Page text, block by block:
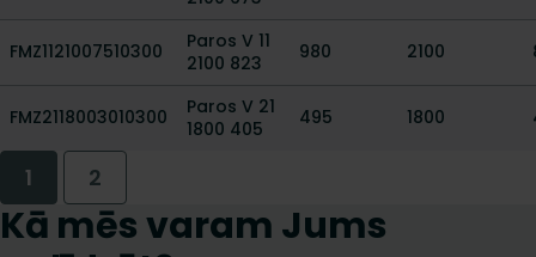
FMZ1121007510300
Paros V 11
2100 823
980 2100
FMZ2118003010300
Paros V 21
1800 405
495 1800
1 2
Kā mēs varam Jums